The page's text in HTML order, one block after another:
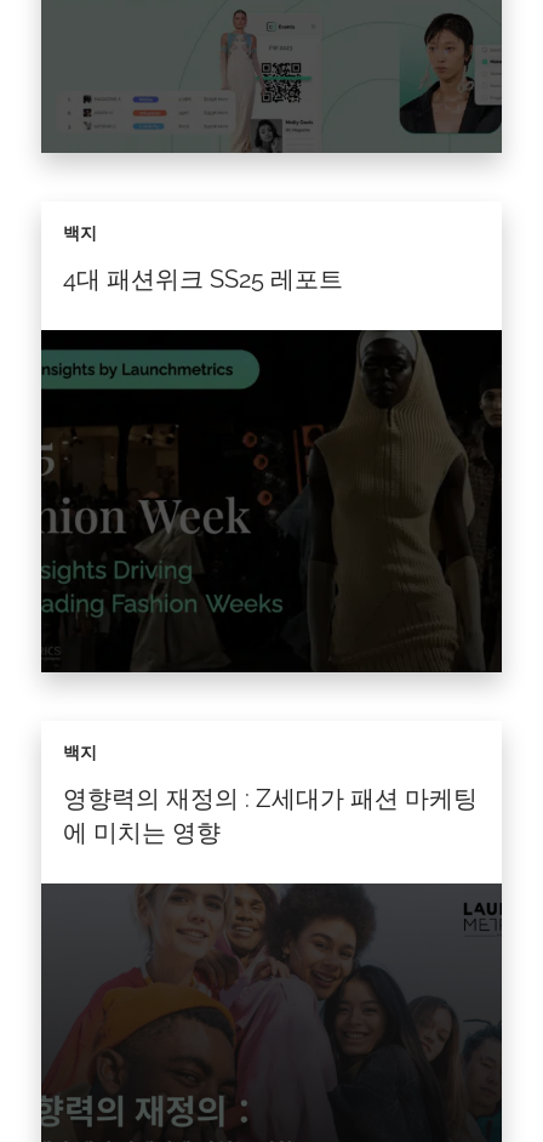
서는 소비자 신뢰도 하락, 재량 지출 감소, 시장 포
화 및 혼란스러운 젊은 소비자 상황을 강조하고
기사를 읽다 >
4대 패션위크 SS25 레포트
백지
요? 패션위크에서 성공을 거두기 위해서는 글로
벌 무대에서 캠페인이 돋보일 수 있는 요소를 파
악하는 것이 중요합니다. 런치메트릭스의 2025
영향력의 재정의 : Z세대가 패션 마케팅
에 미치는 영향
백지